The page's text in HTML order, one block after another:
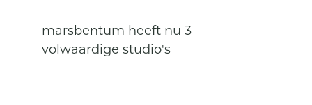
marsbentum heeft nu 3
volwaardige studio's